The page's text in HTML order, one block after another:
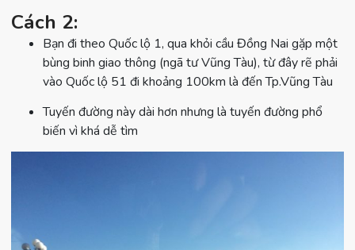
Cách 2:
Bạn đi theo Quốc lộ 1, qua khỏi cầu Đồng Nai gặp một
bùng binh giao thông (ngã tư Vũng Tàu), từ đây rẽ phải
vào Quốc lộ 51 đi khoảng 100km là đến Tp.Vũng Tàu
Tuyến đường này dài hơn nhưng là tuyến đường phổ
biến vì khá dễ tìm